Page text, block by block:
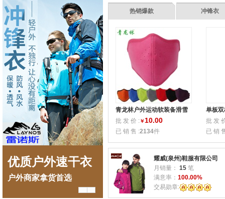
优质户外速干衣
户外商家拿货首选
户外用品市场
惊爆出厂价
优
热销爆款 冲锋衣
青龙林户外运动软装备滑雪
抓绒护脸口罩,骑车保暖防寒
防风双面用
批 发 价 :￥ 10.00
已 销 售 :2134件
单板
能防
暖厂
批 发
已 销
耀威(泉州)鞋服有限公司
月销量： 15 笔
满意率： 100.00%
交易勋章: